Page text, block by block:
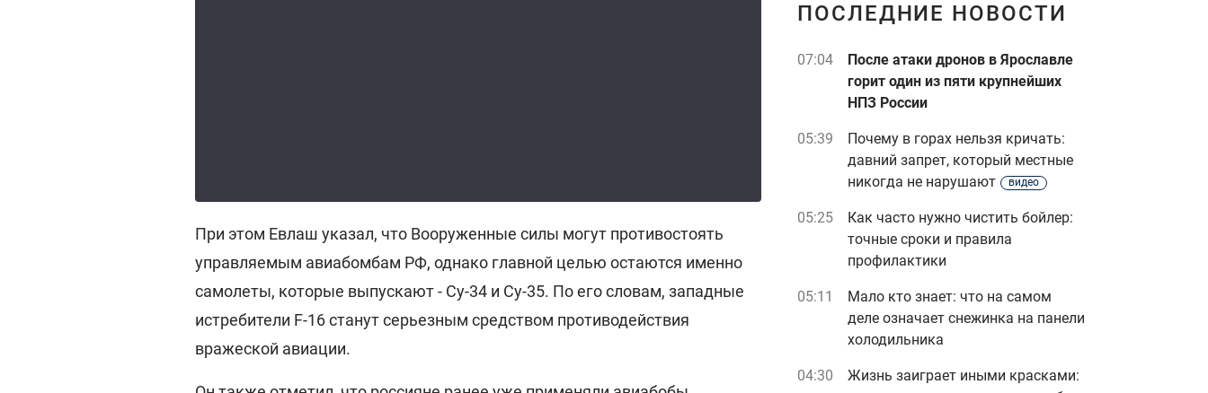
При этом Евлаш указал, что Вооруженные силы могут противостоять
управляемым авиабомбам РФ, однако главной целью остаются именно
самолеты, которые выпускают - Су-34 и Су-35. По его словам, западные
истребители F-16 станут серьезным средством противодействия
вражеской авиации.
ПОСЛЕДНИЕ НОВОСТИ
07:04
После атаки дронов в Ярославле
горит один из пяти крупнейших
НПЗ России
05:39
Почему в горах нельзя кричать:
давний запрет, который местные
никогда не нарушают
видео
05:25
Как часто нужно чистить бойлер:
точные сроки и правила
профилактики
05:11
Мало кто знает: что на самом
деле означает снежинка на панели
холодильника
04:30
Жизнь заиграет иными красками: